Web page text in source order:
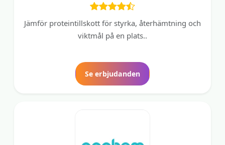
Jämför proteintillskott för styrka, återhämtning och
viktmål på en plats..
Se erbjudanden